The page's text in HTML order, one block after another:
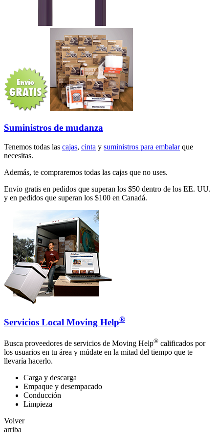
Suministros de mudanza
Tenemos todas las cajas, cinta y suministros para embalarque
necesitas.
Además, te compraremos todas las cajas que no uses.
Envío gratis en pedidos que superan los $50 dentro de los EE. UU.
y en pedidos que superan los $100 en Canadá.
Servicios Local Moving Help®
Busca proveedores de servicios de Moving Help® calificados por
los usuarios en tu área y múdate en la mitad del tiempo que te
llevaría hacerlo.
Carga y descarga
Empaque y desempacado
Conducción
Limpieza
Volver
arriba